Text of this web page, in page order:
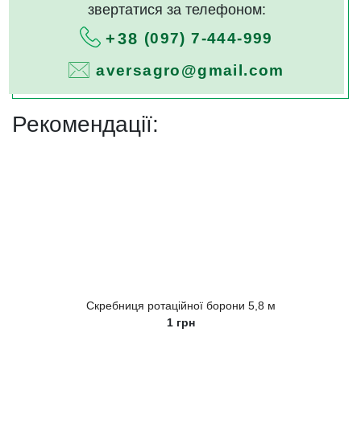
звертатися за телефоном:
+38 (097) 7-444-999
aversagro@gmail.com
Рекомендації:
Скребниця ротаційної борони 5,8 м
1 грн